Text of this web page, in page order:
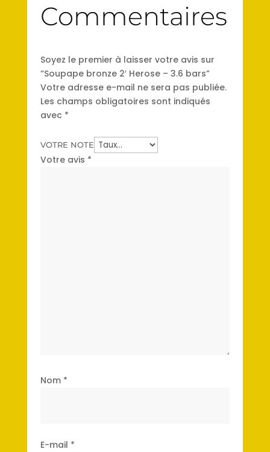
Commentaires
Soyez le premier à laisser votre avis sur
“Soupape bronze 2′ Herose – 3.6 bars”
Votre adresse e-mail ne sera pas publiée.
Les champs obligatoires sont indiqués
avec *
VOTRE NOTE
Votre avis *
Nom *
E-mail *